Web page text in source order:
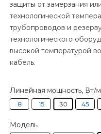
защиты от замерзания
технологической
трубопроводов и
технологического
высокой температурой
кабель.
Линейная мощность, Вт/м
8 15 30 45
Модель